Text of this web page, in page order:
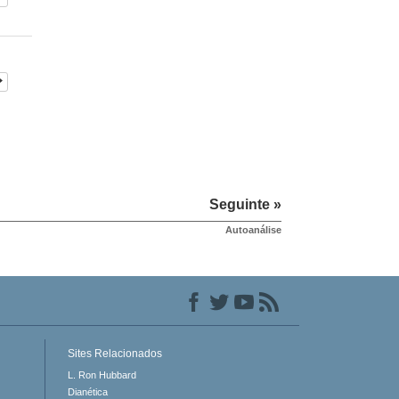
Seguinte »
Autoanálise
Sites Relacionados
L. Ron Hubbard
Dianética